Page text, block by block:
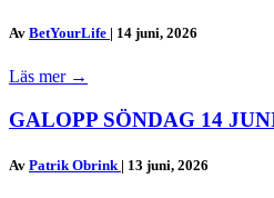
Av BetYourLife | 14 juni, 2026
Läs mer →
GALOPP SÖNDAG 14
Av Patrik Obrink | 13 juni, 2026